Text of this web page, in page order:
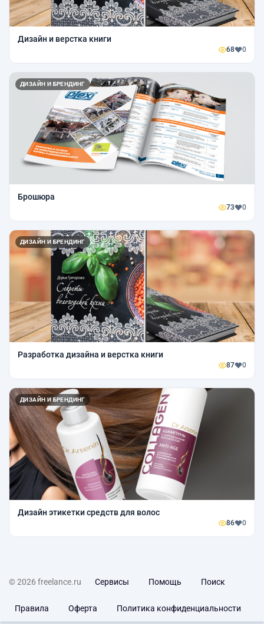
Дизайн и верстка книги
68 0
ДИЗАЙН И БРЕНДИНГ
Брошюра
73 0
ДИЗАЙН И БРЕНДИНГ
Разработка дизайна и верстка книги
87 0
ДИЗАЙН И БРЕНДИНГ
Дизайн этикетки средств для волос
86 0
© 2026 freelance.ru Сервисы Помощь Поиск
Правила Оферта Политика конфиденциальности